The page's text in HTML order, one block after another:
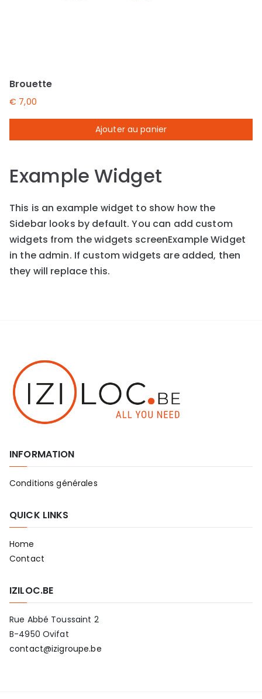
Brouette
€ 7,00
Ajouter au panier
Example Widget
This is an example widget to show how the
Sidebar looks by default. You can add custom
widgets from the widgets screenExample Widget
in the admin. If custom widgets are added, then
they will replace this.
INFORMATION
Conditions générales
QUICK LINKS
Home
Contact
IZILOC.BE
Rue Abbé Toussaint 2
B-4950 Ovifat
contact@izigroupe.be